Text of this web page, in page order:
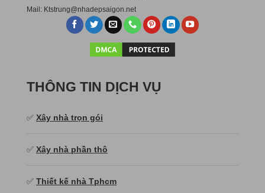
Mail: Ktstrung@nhadepsaigon.net
THÔNG TIN DỊCH VỤ
✅ Xây nhà trọn gói
✅ Xây nhà phần thô
✅ Thiết kế nhà Tphcm